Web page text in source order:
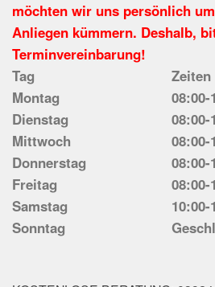
möchten wir uns persönlich
Anliegen kümmern. Deshalb,
Terminvereinbarung!
Tag
Zeiten
Montag
08:00-
Dienstag
08:00-
Mittwoch
08:00-
Donnerstag
08:00-
Freitag
08:00-
Samstag
10:00-
Sonntag